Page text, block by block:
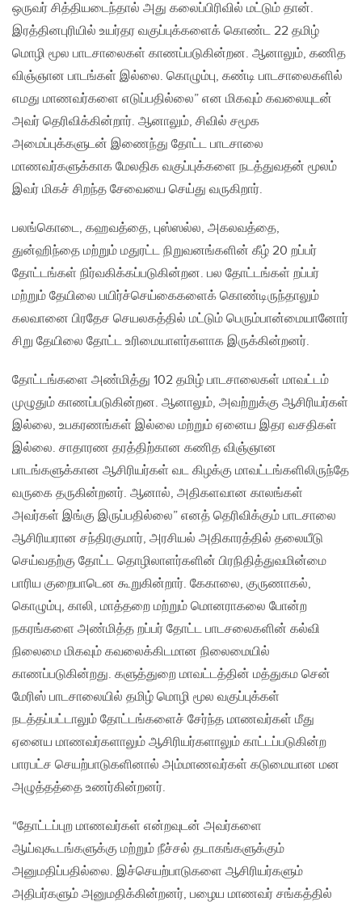
ஒருவர் சித்தியடைந்தால் அது கலைப்பிரிவில் மட்டும் தான்.
இரத்தினபுரியில் உயர்தர வகுப்புக்களைக் கொண்ட 22 தமிழ்
மொழி மூல பாடசாலைகள் காணப்படுகின்றன. ஆனாலும், கணித
விஞ்ஞான பாடங்கள் இல்லை. கொழும்பு, கண்டி பாடசாலைகளில்
எமது மாணவர்களை எடுப்பதில்லை” என மிகவும் கவலையுடன்
அவர் தெரிவிக்கின்றார். ஆனாலும், சிவில் சமூக
அமைப்புக்களுடன் இணைந்து தோட்ட பாடசாலை
மாணவர்களுக்காக மேலதிக வகுப்புக்களை நடத்துவதன் மூலம்
இவர் மிகச் சிறந்த சேவையை செய்து வருகிறார்.
பலங்கொடை, கஹவத்தை, புஸ்ஸல்ல, அகலவத்தை,
துன்ஹிந்தை மற்றும் மதுரட்ட நிறுவனங்களின் கீழ் 20 றப்பர்
தோட்டங்கள் நிர்வகிக்கப்படுகின்றன. பல தோட்டங்கள் றப்பர்
மற்றும் தேயிலை பயிர்ச்செய்கைகளைக் கொண்டிருந்தாலும்
கலவானை பிரதேச செயலகத்தில் மட்டும் பெரும்பான்மையானோர்
சிறு தேயிலை தோட்ட உரிமையாளர்களாக இருக்கின்றனர்.
தோட்டங்களை அண்மித்து 102 தமிழ் பாடசாலைகள் மாவட்டம்
முழுதும் காணப்படுகின்றன. ஆனாலும், அவற்றுக்கு ஆசிரியர்கள்
இல்லை, உபகரணங்கள் இல்லை மற்றும் ஏனைய இதர வசதிகள்
இல்லை. சாதாரண தரத்திற்கான கணித விஞ்ஞான
பாடங்களுக்கான ஆசிரியர்கள் வட கிழக்கு மாவட்டங்களிலிருந்தே
வருகை தருகின்றனர். ஆனால், அதிகளவான காலங்கள்
அவர்கள் இங்கு இருப்பதில்லை” எனத் தெரிவிக்கும் பாடசாலை
ஆசிரியரான சந்திரகுமார், அரசியல் அதிகாரத்தில் தலையீடு
செய்வதற்கு தோட்ட தொழிலாளர்களின் பிரநிதித்துவமின்மை
பாரிய குறைபாடென கூறுகின்றார். கேகாலை, குருணாகல்,
கொழும்பு, காலி, மாத்தறை மற்றும் மொனராகலை போன்ற
நகரங்களை அண்மித்த றப்பர் தோட்ட பாடசலைகளின் கல்வி
நிலைமை மிகவும் கவலைக்கிடமான நிலைமையில்
காணப்படுகின்றது. களுத்துறை மாவட்டத்தின் மத்துகம சென்
மேரிஸ் பாடசாலையில் தமிழ் மொழி மூல வகுப்புக்கள்
நடத்தப்பட்டாலும் தோட்டங்களைச் சேர்ந்த மாணவர்கள் மீது
ஏனைய மாணவர்களாலும் ஆசிரியர்களாலும் காட்டப்படுகின்ற
பாரபட்ச செயற்பாடுகளினால் அம்மாணவர்கள் கடுமையான மன
அழுத்தத்தை உணர்கின்றனர்.
“தோட்டப்புற மாணவர்கள் என்றவுடன் அவர்களை
ஆய்வுகூடங்களுக்கு மற்றும் நீச்சல் தடாகங்களுக்கும்
அனுமதிப்பதில்லை. இச்செயற்பாடுகளை ஆசிரியர்களும்
அதிபர்களும் அனுமதிக்கின்றனர், பழைய மாணவர் சங்கத்தில்